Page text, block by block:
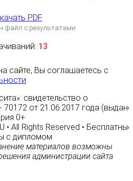
PDF
файл с результатами
13
сайте, Вы соглашаетесь с
свидетельство о
от 21.06.2017 года (выдано
0+
All Rights Reserved • Бесплатные
с дипломом
материалов возможны
администрации сайта